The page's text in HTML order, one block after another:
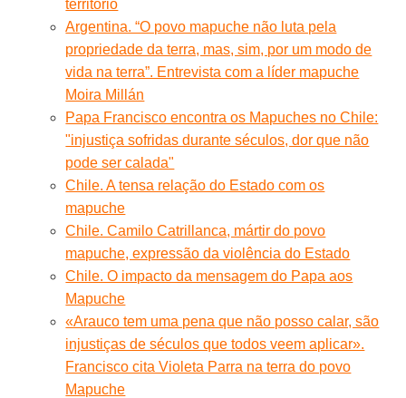
território
Argentina. “O povo mapuche não luta pela
propriedade da terra, mas, sim, por um modo de
vida na terra”. Entrevista com a líder mapuche
Moira Millán
Papa Francisco encontra os Mapuches no Chile:
"injustiça sofridas durante séculos, dor que não
pode ser calada"
Chile. A tensa relação do Estado com os
mapuche
Chile. Camilo Catrillanca, mártir do povo
mapuche, expressão da violência do Estado
Chile. O impacto da mensagem do Papa aos
Mapuche
«Arauco tem uma pena que não posso calar, são
injustiças de séculos que todos veem aplicar».
Francisco cita Violeta Parra na terra do povo
Mapuche